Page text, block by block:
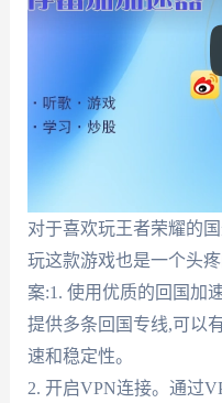
对于喜欢玩王者荣耀的
玩这款游戏也是一个头
案:1. 使用优质的回国加
提供多条回国专线,可以
速和稳定性。
2. 开启VPN连接。通过